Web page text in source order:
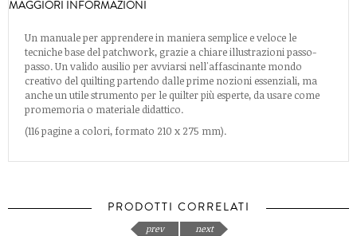
MAGGIORI INFORMAZIONI
Un manuale per apprendere in maniera semplice e veloce le
tecniche base del patchwork, grazie a chiare illustrazioni passo-
passo. Un valido ausilio per avviarsi nell'affascinante mondo
creativo del quilting partendo dalle prime nozioni essenziali, ma
anche un utile strumento per le quilter più esperte, da usare come
promemoria o materiale didattico.
(116 pagine a colori, formato 210 x 275 mm).
PRODOTTI CORRELATI
prev next